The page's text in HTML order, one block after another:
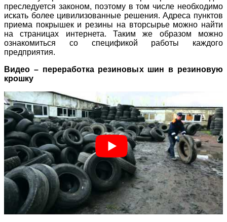
преследуется законом, поэтому в том числе необходимо
искать более цивилизованные решения. Адреса пунктов
приема покрышек и резины на вторсырье можно найти
на страницах интернета. Таким же образом можно
ознакомиться со спецификой работы каждого
предприятия.
Видео – переработка резиновых шин в резиновую
крошку